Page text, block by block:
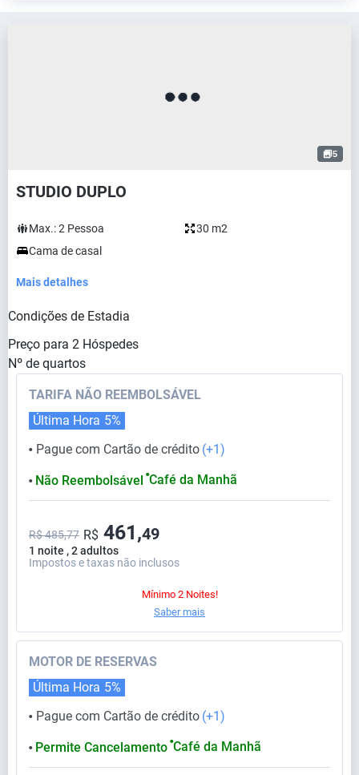
5
STUDIO DUPLO
Max.:2 Pessoa
30 m2
Cama de casal
Mais detalhes
Condições de Estadia
Preço para 2 Hóspedes
Nº de quartos
TARIFA NÃO REEMBOLSÁVEL
⬤ Pague com Cartão de crédito (+1)
Última Hora 5%
⬤ Não Reembolsável ⬤Café da Manhã
1 noite , 2 adultos
R$ 485,77 R$ 461,49
Impostos e taxas não inclusos
Mínimo 2 Noites!
Saber mais
MOTOR DE RESERVAS
⬤ Pague com Cartão de crédito (+1)
Última Hora 5%
⬤ Permite Cancelamento ⬤Café da Manhã